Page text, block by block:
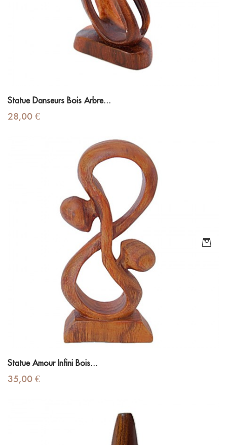
Statue Danseurs Bois Arbre...
Prix
28,00 €
Statue Amour Infini Bois...
Prix
35,00 €